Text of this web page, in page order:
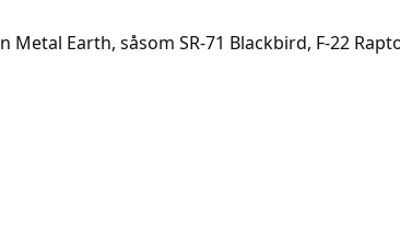
Earth, såsom SR-71 Blackbird, F-22